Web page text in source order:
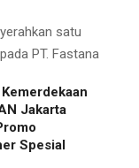
satu
PT. Fastana
Jakarta
Spesial